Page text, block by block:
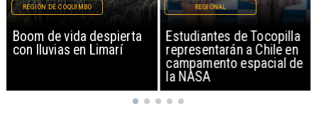
Boom de vida despierta
con lluvias en Limarí
REGIÓN DE COQUIMBO
Estudiantes de Tocopilla
representarán a Chile en
campamento espacial de
la NASA
REGIONAL